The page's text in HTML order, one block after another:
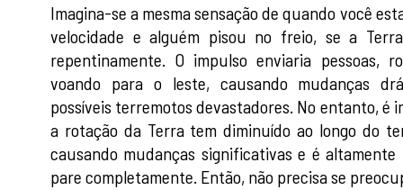
Imagina-se a mesma sensação de quando você
velocidade e alguém pisou no freio, se a
repentinamente. O impulso enviaria pessoas,
voando para o leste, causando mudanças
possíveis terremotos devastadores. No entanto, é
a rotação da Terra tem diminuído ao longo do
causando mudanças significativas e é
pare completamente. Então, não precisa se